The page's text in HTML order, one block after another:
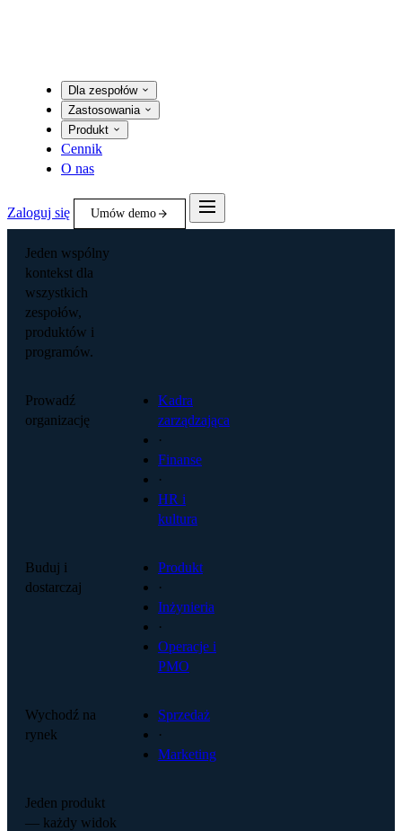
Dla zespołów
Zastosowania
Produkt
Cennik
O nas
Zaloguj się Umów demo
Jeden wspólny
kontekst dla
wszystkich
zespołów,
produktów i
programów.
Prowadź
organizację
Kadra
zarządzająca
·
Finanse
·
HR i
kultura
Buduj i
dostarczaj
Produkt
·
Inżynieria
·
Operacje i
PMO
Wychodź na
rynek
Sprzedaż
·
Marketing
Jeden produkt
— każdy widok